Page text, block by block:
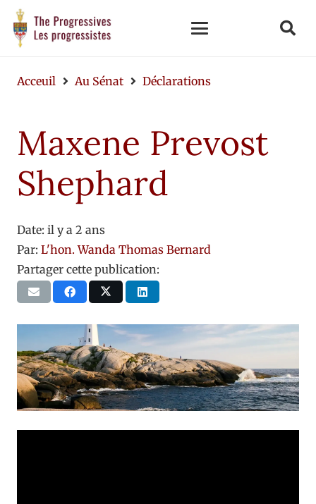
Acceuil Au Sénat Déclarations
Maxene Prevost
Shephard
Date: il y a 2 ans
Par: L'hon. Wanda Thomas Bernard
Partager cette publication: